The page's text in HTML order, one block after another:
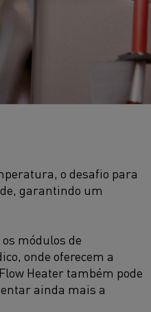
o desafio para
garantindo um
módulos de
onde oferecem a
Heater também pode
ainda mais a